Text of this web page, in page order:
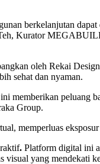
berkelanjutan
Kurator
oleh Rekai
sehat dan nyaman.
memberikan peluang
Group.
memperluas
. Platform digital ini
yang mendekati